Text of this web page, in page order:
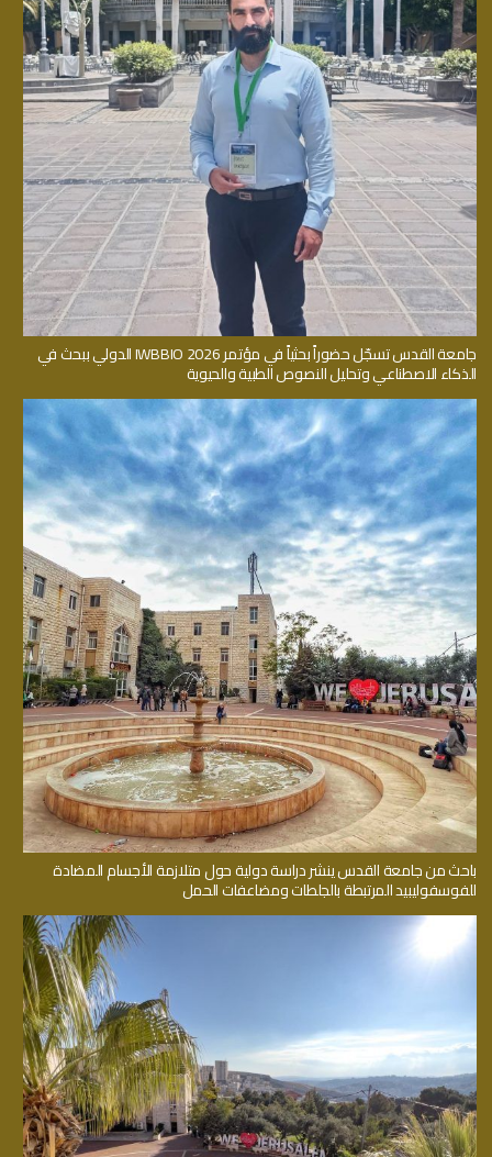
جامعة القدس تسجّل حضوراً بحثياً في مؤتمر IWBBIO 2026 الدولي ببحث في
الذكاء الاصطناعي وتحليل النصوص الطبية والحيوية
باحث من جامعة القدس ينشر دراسة دولية حول متلازمة الأجسام المضادة
للفوسفوليبيد المرتبطة بالجلطات ومضاعفات الحمل